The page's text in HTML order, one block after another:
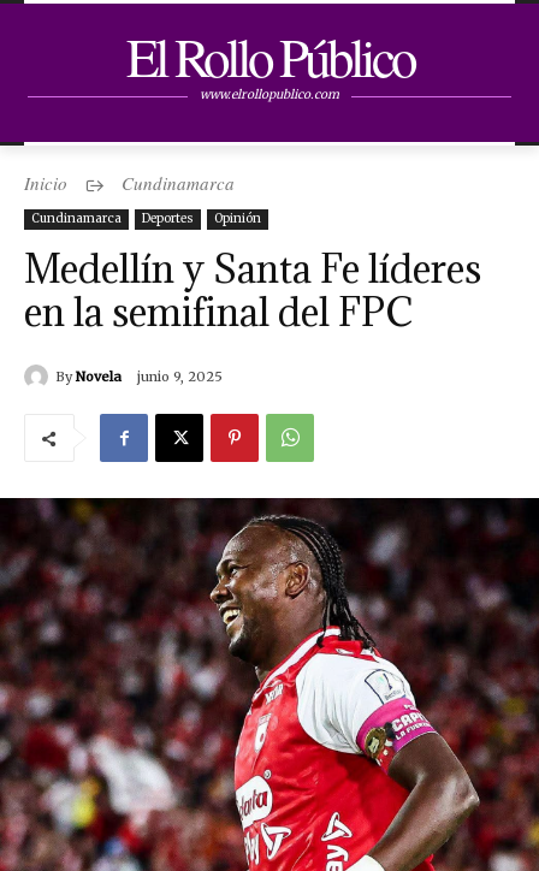
El Rollo Público
www.elrollopublico.com
Inicio Cundinamarca
Cundinamarca Deportes Opinión
Medellín y Santa Fe líderes
en la semifinal del FPC
By Novela junio 9, 2025